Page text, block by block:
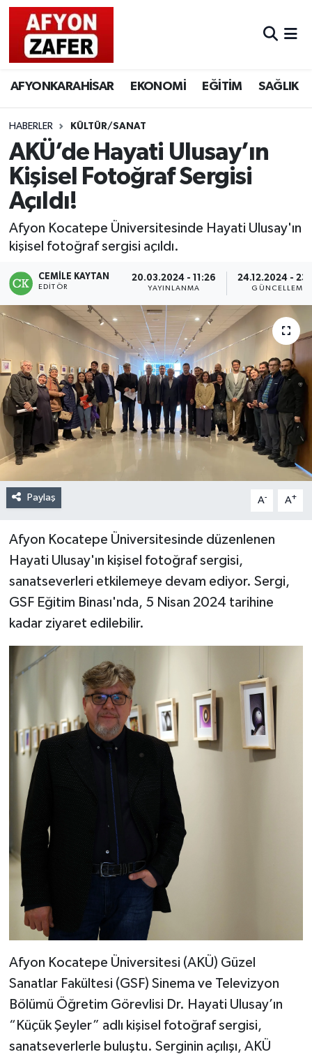
AFYONKARAHİSAR EKONOMİ EĞİTİM SAĞLIK
HABERLER KÜLTÜR/SANAT
AKÜ’de Hayati Ulusay’ın
Kişisel Fotoğraf Sergisi
Açıldı!
Afyon Kocatepe Üniversitesinde Hayati Ulusay'ın
kişisel fotoğraf sergisi açıldı.
CEMILE KAYTAN
EDITÖR
20.03.2024 - 11:26
YAYINLANMA
24.12.2024 -
GÜNCELLEME
Paylaş A- A+
Afyon Kocatepe Üniversitesinde düzenlenen
Hayati Ulusay'ın kişisel fotoğraf sergisi,
sanatseverleri etkilemeye devam ediyor. Sergi,
GSF Eğitim Binası'nda, 5 Nisan 2024 tarihine
kadar ziyaret edilebilir.
Afyon Kocatepe Üniversitesi (AKÜ) Güzel
Sanatlar Fakültesi (GSF) Sinema ve Televizyon
Bölümü Öğretim Görevlisi Dr. Hayati Ulusay’ın
“Küçük Şeyler” adlı kişisel fotoğraf sergisi,
sanatseverlerle buluştu. Serginin açılışı, AKÜ